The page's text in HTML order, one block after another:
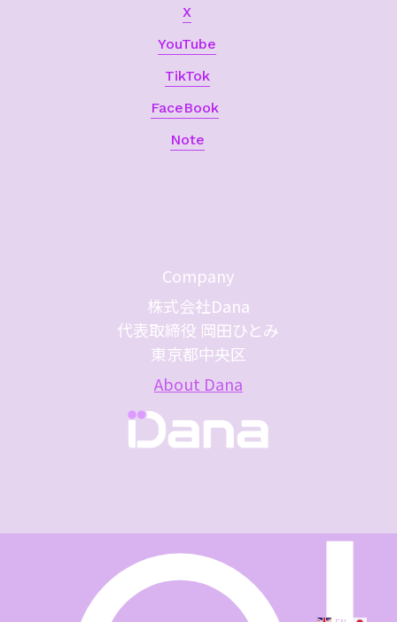
X
YouTube
TikTok
FaceBook
Note
Company
株式会社Dana
代表取締役 岡田ひとみ
東京都中央区
About Dana